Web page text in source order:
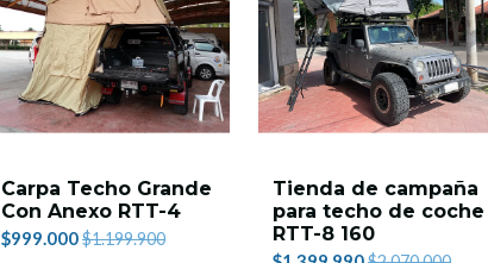
Carpa Techo Grande
Con Anexo RTT-4
$999.000$1.199.900
Tienda de campaña
para techo de coche
RTT-8 160